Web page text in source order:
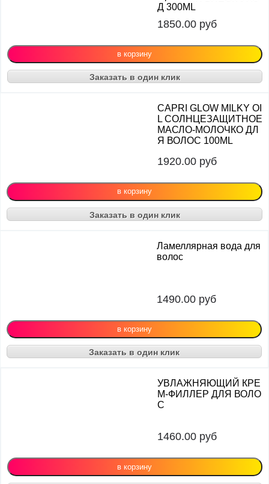
Д 300ML
1850.00 руб
Заказать в один клик
CAPRI GLOW MILKY OI
L СОЛНЦЕЗАЩИТНОЕ
МАСЛО-МОЛОЧКО ДЛ
Я ВОЛОС 100ML
1920.00 руб
Заказать в один клик
Ламеллярная вода для
волос
1490.00 руб
Заказать в один клик
УВЛАЖНЯЮЩИЙ КРЕ
М-ФИЛЛЕР ДЛЯ ВОЛО
С
1460.00 руб